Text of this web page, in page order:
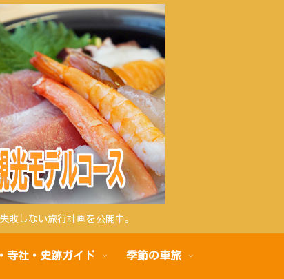
敗しない旅行計画を公開中。
寺社・史跡ガイド 季節の車旅